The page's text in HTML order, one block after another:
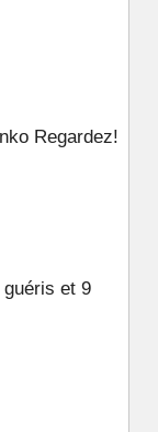
Regardez!
et 9